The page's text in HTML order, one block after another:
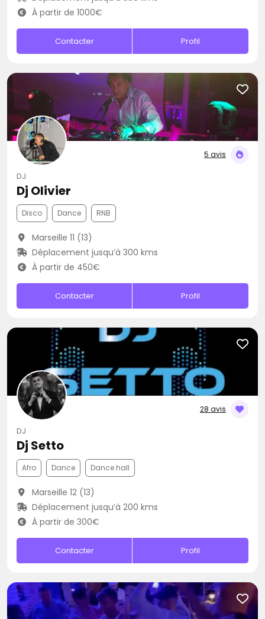
À partir de 1000€
Contacter Profil
5 avis
DJ
Dj Olivier
Disco Dance RNB
Marseille 11 (13)
Déplacement jusqu’à 300 kms
À partir de 450€
Contacter Profil
28 avis
DJ
Dj Setto
Afro Dance Dance hall
Marseille 12 (13)
Déplacement jusqu’à 200 kms
À partir de 300€
Contacter Profil